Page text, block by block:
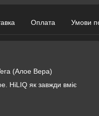
Оплата Умови
(Алое Вера)
HiLIQ як завжди вміє